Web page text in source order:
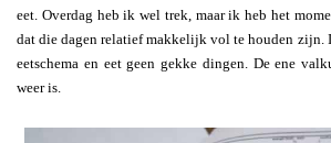
eet. Overdag heb ik wel trek, maar ik heb het
dat die dagen relatief makkelijk vol te houden zijn.
eetschema en eet geen gekke dingen. De ene
weer is.